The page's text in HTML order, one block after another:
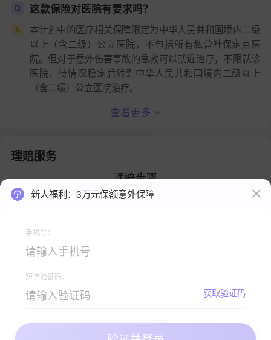
Q 这款保险对医院有要求吗？
A
本计划中的医疗相关保障限定为中华人民共和国境内二级
以上（含二级）公立医院，不包括所有私营社保定点医
院。但对于意外伤害事故的急救可以就近治疗，不限就诊
医院，待情况稳定后转到中华人民共和国境内二级以上
（含二级）公立医院治疗。
查看更多
理赔服务
理赔步骤
新人福利：3万元保额意外保障
手机号：
短信验证码：
获取验证码